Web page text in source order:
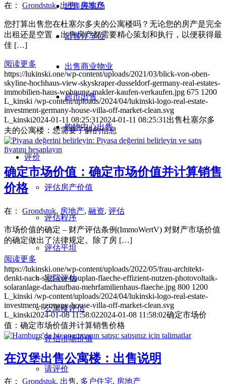
出售停车场
出售停车位
出售商业物业
超市出售
购物中心出售
评价
评估房产价值
评估程序
评估平坦
宅院评估
公寓楼评估
评估市场价值
请评价
在： Grondstuk,出售,房地产
您打算出售您在杜塞尔多夫的公寓楼吗？无论您的房产是完全
出租还是空置，出售房产都需要精心策划和执行，以便获得最
佳 […]
阅读更多
https://lukinski.one/wp-content/uploads/2021/03/blick-von-oben-
skyline-hochhaus-view-skyskraper-dusseldorf-germany-real-estates-
immobilien-haus-wohnung-makler-kaufen-verkaufen.jpg 675 1200
L_kinski /wp-content/uploads/2024/04/lukinski-logo-real-estate-
investment-germany-house-villa-off-market-clean.svg
L_kinski2024-01-11 08:25:31 2024-01-11 08:25:31 出售杜塞尔多
夫的公寓楼：您需要了解的信息
确定市场价值：确定市场价值并计算销售
价格
在： Grondstuk, 房地产, 融资, 评估
市场价值的确定 – 财产评估条例(ImmoWertV) 对财产市场价值
的确定做出了法律规定。除了房 […]
阅读更多
https://lukinski.one/wp-content/uploads/2022/05/frau-architekt-
denkt-nach-sitzt-vor-bauplan-flaeche-effizient-nutzen-photovoltaik-
solaranlage-dachaufbau-mehrfamilienhaus-flaeche.jpg 800 1200
L_kinski /wp-content/uploads/2024/04/lukinski-logo-real-estate-
investment-germany-house-villa-off-market-clean.svg
L_kinski2024-01-08 11:58:022024-01-08 11:58:02确定市场价
值：确定市场价值并计算销售价格
在汉堡出售公寓楼：出售说明
在： Grondstuk, 出售, 多户住宅, 房地产